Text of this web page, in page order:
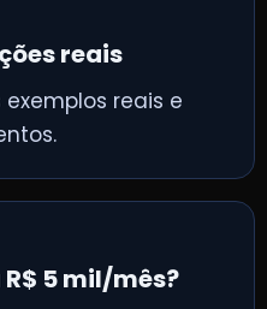
reais
exemplos reais e
5 mil/mês?